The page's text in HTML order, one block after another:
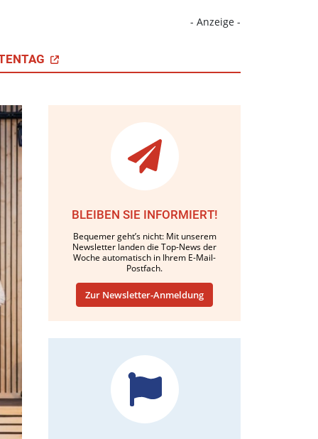
- Anzeige -
BLEIBEN SIE INFORMIERT!
Bequemer geht’s nicht: Mit unserem
Newsletter landen die Top-News der
Woche automatisch in Ihrem E-Mail-
Postfach.
Zur Newsletter-Anmeldung